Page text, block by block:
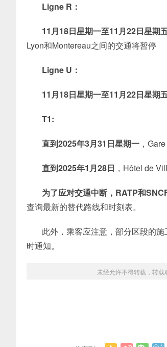
Ligne R：
11月18日星期一至11月22日星期
Lyon和Montereau之间的交通将暂停
Ligne U：
11月18日星期一至11月22日星期
T1:
直到2025年3月31日星期一 ，
直到2025年1月28日 ，Hôtel de
为了应对交通中断，RATP和
查询最新的替代路线和时刻表。
此外，乘客应注意，部分区段的
时通知。
未经允许不得转载，转载